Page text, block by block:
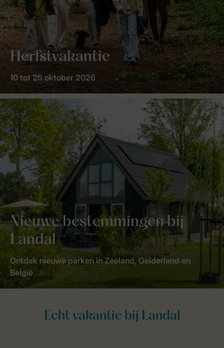
Herfstvakantie
10 tot 25 oktober 2026
Nieuwe bestemmingen bij
Landal
Ontdek nieuwe parken in Zeeland, Gelderland en
België